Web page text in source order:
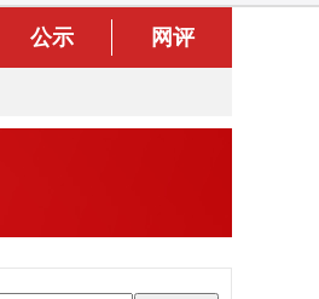
公示 网评